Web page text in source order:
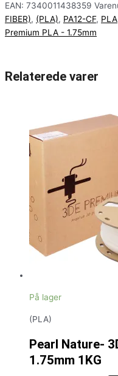
EAN: 7340011438359
FIBER), (PLA), PA12-CF, PLA
Premium PLA - 1.75mm
Relaterede varer
På lager
(PLA)
Pearl Nature-
1.75mm 1KG